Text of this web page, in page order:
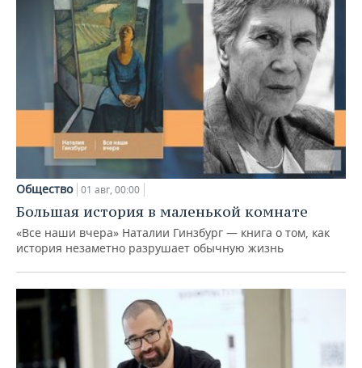
Общество 01 авг, 00:00
Большая история в маленькой комнате
«Все наши вчера» Наталии Гинзбург — книга о том, как
история незаметно разрушает обычную жизнь